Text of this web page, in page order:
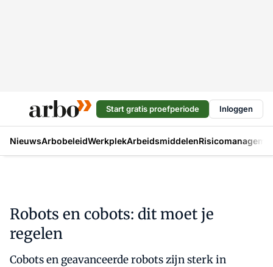
Start gratis proefperiode Inloggen
NieuwsArbobeleidWerkplekArbeidsmiddelen
Robots en cobots: dit moet je
regelen
Cobots en geavanceerde robots zijn sterk in